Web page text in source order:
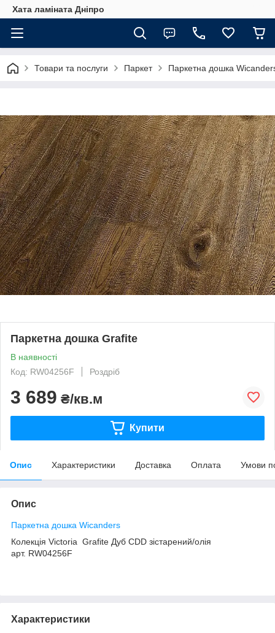
Хата ламіната Дніпро
Товари та послуги Паркет Паркетна дошка
Паркетна дошка Grafite
В наявності
Код: RW04256F
Роздріб
3 689 ₴/кв.м
Купити
Опис Характеристики Доставка Оплата Умови
Опис
Паркетна дошка Wicanders
Колекція Victoria Grafite Дуб CDD зістарений/олія
арт. RW04256F
Характеристики